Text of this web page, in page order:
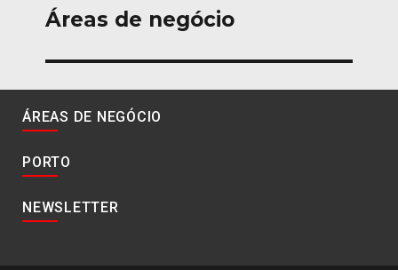
de
Áreas de negócio
ÁREAS DE NEGÓCIO
PORTO
NEWSLETTER